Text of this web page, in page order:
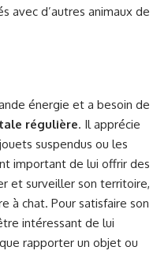
avec d’autres animaux de
énergie et a besoin de
régulière. Il apprécie
suspendus ou les
important de lui offrir des
et surveiller son territoire,
à chat. Pour satisfaire son
intéressant de lui
rapporter un objet ou